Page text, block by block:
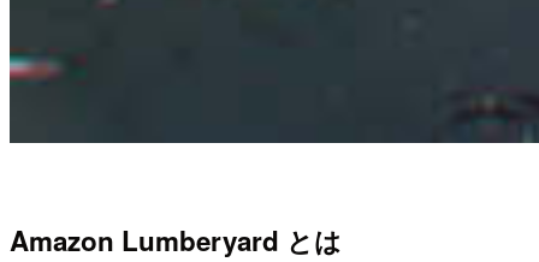
Amazon Lumberyard とは